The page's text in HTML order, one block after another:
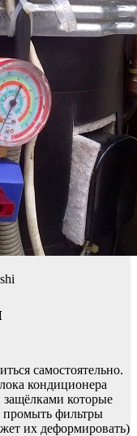
самостоятельно.
кондиционера
которые
промыть фильтры
их деформировать)